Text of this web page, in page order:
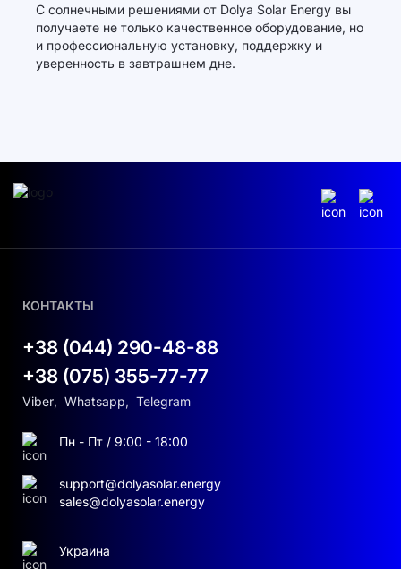
С солнечными решениями от Dolya Solar Energy вы
получаете не только качественное оборудование, но
и профессиональную установку, поддержку и
уверенность в завтрашнем дне.
КОНТАКТЫ
+38 (044) 290-48-88
+38 (075) 355-77-77
Viber, Whatsapp, Telegram
Пн - Пт / 9:00 - 18:00
support@dolyasolar.energy
sales@dolyasolar.energy
Украина